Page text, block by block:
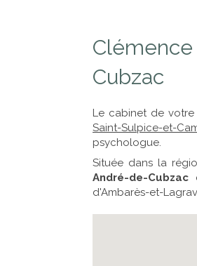
Cubzac
Le cabinet de votre
Saint-Sulpice-et-
psychologue.
Située dans la
André-de-Cubzac
d'Ambarès-et-